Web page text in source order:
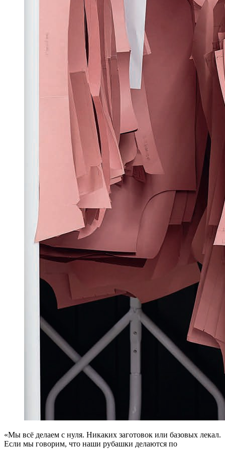
«Мы всё делаем с нуля. Никаких заготовок или базовых лекал.
Если мы говорим, что наши рубашки делаются по